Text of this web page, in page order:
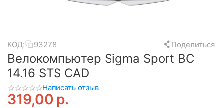
КОД: 93278 Поделиться
Велокомпьютер Sigma Sport BC
14.16 STS CAD
Написать отзыв
319,00 р.